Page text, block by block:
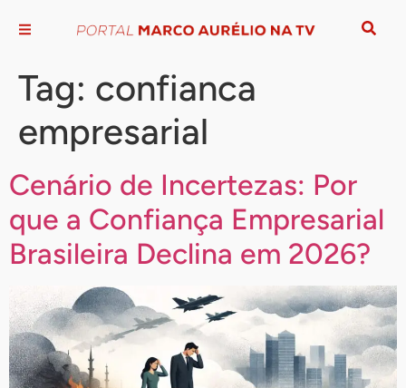
Tag: confianca
empresarial
Cenário de Incertezas: Por
que a Confiança Empresarial
Brasileira Declina em 2026?